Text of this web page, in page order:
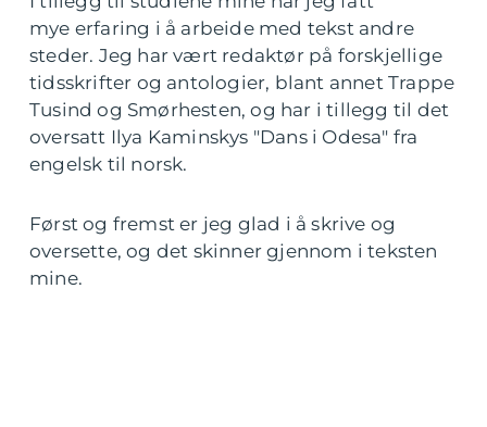
mye erfaring i å arbeide med tekst andre
steder. Jeg har vært redaktør på forskjellige
tidsskrifter og antologier, blant annet Trappe
Tusind og Smørhesten, og har i tillegg til det
oversatt Ilya Kaminskys "Dans i Odesa" fra
engelsk til norsk.
Først og fremst er jeg glad i å skrive og
oversette, og det skinner gjennom i teksten
mine.